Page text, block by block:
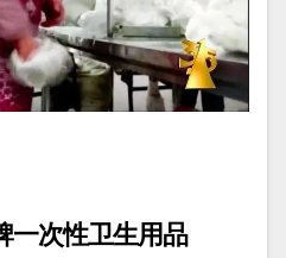
一次性卫生用品